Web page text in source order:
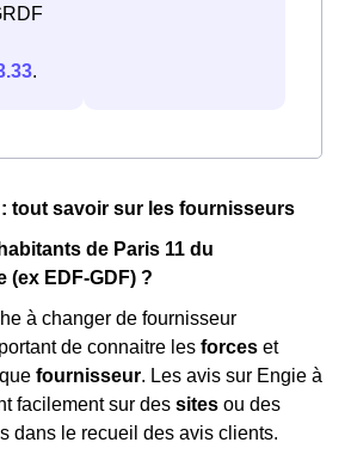
.
: tout savoir sur les fournisseurs
de Paris 11 du
EDF-GDF) ?
à changer de fournisseur
de connaitre les forces et
fournisseur. Les avis sur Engie à
facilement sur des sites ou des
dans le recueil des avis clients.